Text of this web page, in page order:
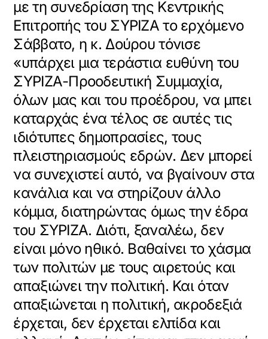
με τη συνεδρίαση της Κεντρικής
Επιτροπής του ΣΥΡΙΖΑ το ερχόμενο
Σάββατο, η κ. Δούρου τόνισε
«υπάρχει μια τεράστια ευθύνη του
ΣΥΡΙΖΑ-Προοδευτική Συμμαχία,
όλων μας και του προέδρου, να μπει
καταρχάς ένα τέλος σε αυτές τις
ιδιότυπες δημοπρασίες, τους
πλειστηριασμούς εδρών. Δεν μπορεί
να συνεχιστεί αυτό, να βγαίνουν στα
κανάλια και να στηρίζουν άλλο
κόμμα, διατηρώντας όμως την έδρα
του ΣΥΡΙΖΑ. Διότι, ξαναλέω, δεν
είναι μόνο ηθικό. Βαθαίνει το χάσμα
των πολιτών με τους αιρετούς και
απαξιώνει την πολιτική. Και όταν
απαξιώνεται η πολιτική, ακροδεξιά
έρχεται, δεν έρχεται ελπίδα και